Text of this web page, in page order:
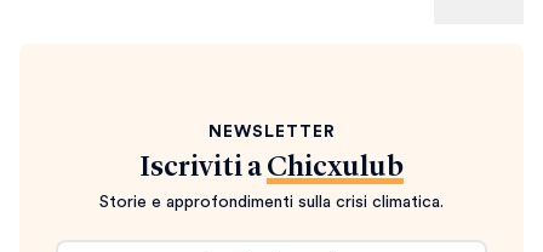
NEWSLETTER
Iscriviti a Chicxulub
Storie e approfondimenti sulla crisi climatica.